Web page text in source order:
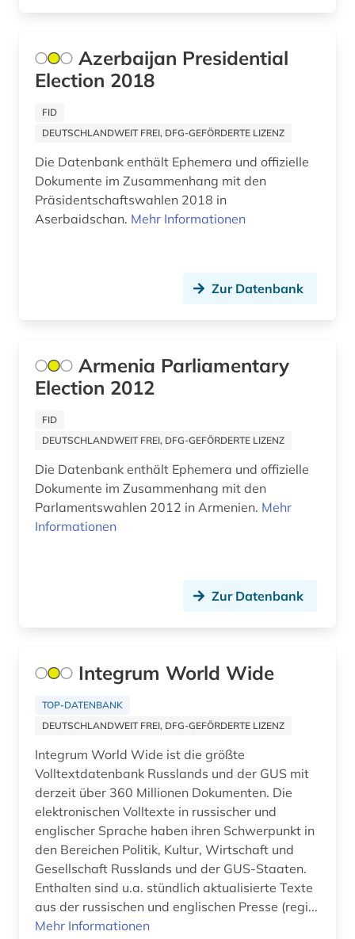
Azerbaijan Presidential
Election 2018
FID
DEUTSCHLANDWEIT FREI, DFG-GEFÖRDERTE LIZENZ
Die Datenbank enthält Ephemera und offizielle
Dokumente im Zusammenhang mit den
Präsidentschaftswahlen 2018 in
Aserbaidschan. Mehr Informationen
Zur Datenbank
Armenia Parliamentary
Election 2012
FID
DEUTSCHLANDWEIT FREI, DFG-GEFÖRDERTE LIZENZ
Die Datenbank enthält Ephemera und offizielle
Dokumente im Zusammenhang mit den
Parlamentswahlen 2012 in Armenien. Mehr
Informationen
Zur Datenbank
Integrum World Wide
TOP-DATENBANK
DEUTSCHLANDWEIT FREI, DFG-GEFÖRDERTE LIZENZ
Integrum World Wide ist die größte
Volltextdatenbank Russlands und der GUS mit
derzeit über 360 Millionen Dokumenten. Die
elektronischen Volltexte in russischer und
englischer Sprache haben ihren Schwerpunkt in
den Bereichen Politik, Kultur, Wirtschaft und
Gesellschaft Russlands und der GUS-Staaten.
Enthalten sind u.a. stündlich aktualisierte Texte
aus der russischen und englischen Presse (regi...
Mehr Informationen